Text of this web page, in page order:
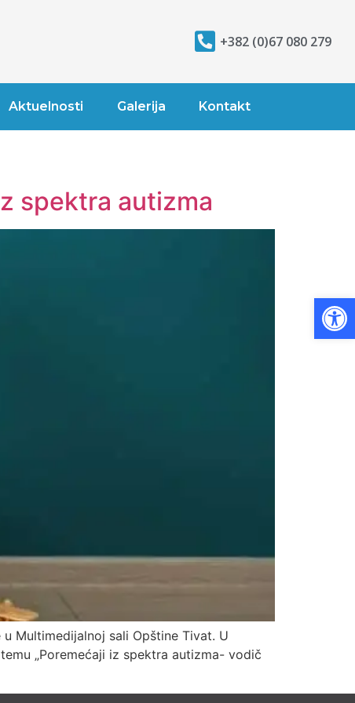
+382 (0)67 080 279
Aktuelnosti Galerija Kontakt
spektra autizma
Multimedijalnoj sali Opštine Tivat. U
„Poremećaji iz spektra autizma- vodič